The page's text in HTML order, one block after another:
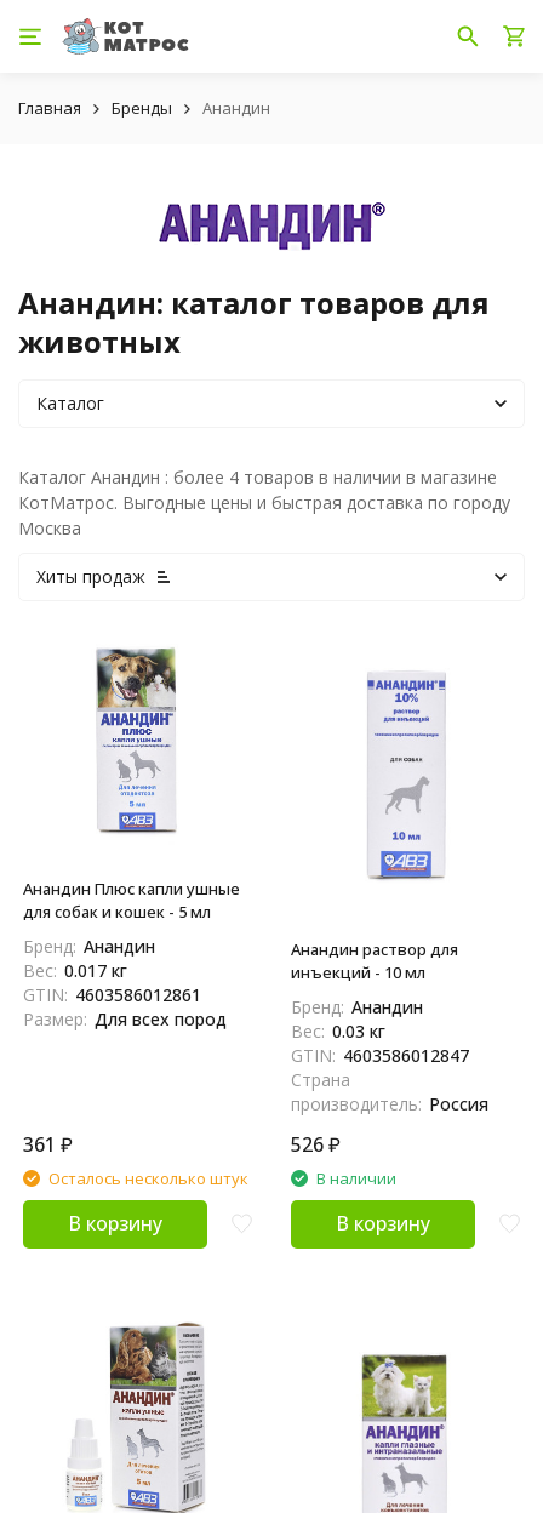
Главная Бренды Анандин
Анандин: каталог товаров для
животных
Каталог
Каталог Анандин : более 4 товаров в наличии в магазине
КотМатрос. Выгодные цены и быстрая доставка по городу
Москва
Хиты продаж
Анандин Плюс капли ушные
для собак и кошек - 5 мл
Бренд: Анандин
Вес: 0.017 кг
GTIN: 4603586012861
Размер: Для всех пород
361 ₽
Осталось несколько штук
В корзину
Анандин раствор для
инъекций - 10 мл
Бренд: Анандин
Вес: 0.03 кг
GTIN: 4603586012847
Страна
производитель: Россия
526₽
В наличии
В корзину